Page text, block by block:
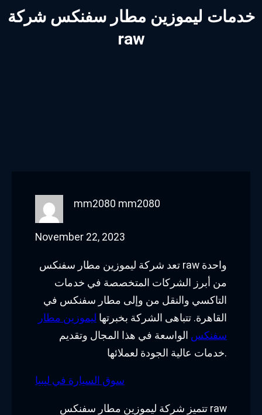
خدمات ليموزين مطار سفنكس شركة
raw
mm2080 mm2080
November 22, 2023
تعد شركة ليموزين مطار سفنكس raw واحدة
من أبرز الشركات المتخصصة في خدمات
التاكسي والنقل من وإلى مطار سفنكس في
القاهرة. تتباهى الشركة بخبرتها ليموزين مطار
سفنكس الواسعة في هذا المجال وتقديم
خدمات عالية الجودة لعملائها.
سوق السيارة في ليبيا
تتميز شركة ليموزين مطار سفنكس raw